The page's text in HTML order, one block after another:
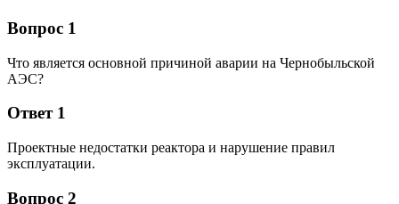
Вопрос 1
Что является основной причиной аварии на Чернобыльской
АЭС?
Ответ 1
Проектные недостатки реактора и нарушение правил
эксплуатации.
Вопрос 2